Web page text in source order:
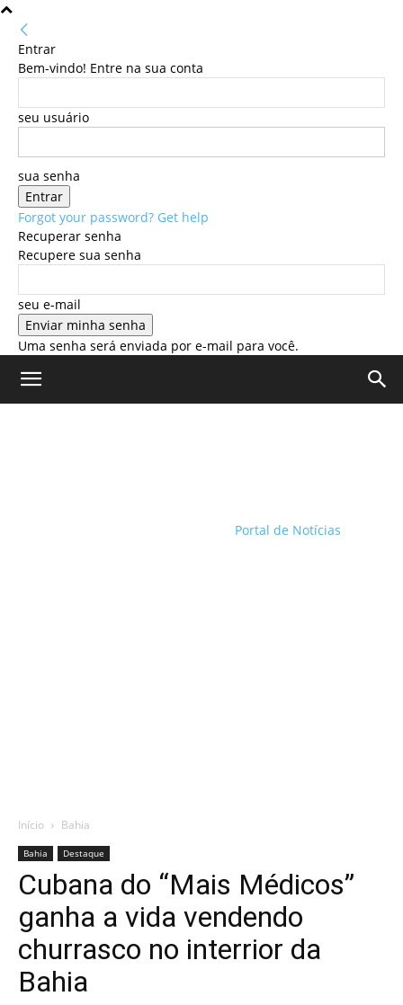
Entrar
Bem-vindo! Entre na sua conta
seu usuário
sua senha
Forgot your password? Get help
Recuperar senha
Recupere sua senha
seu e-mail
Uma senha será enviada por e-mail para você.
Portal de Notícias
Início Bahia
Bahia Destaque
Cubana do “Mais Médicos”
ganha a vida vendendo
churrasco no interrior da
Bahia